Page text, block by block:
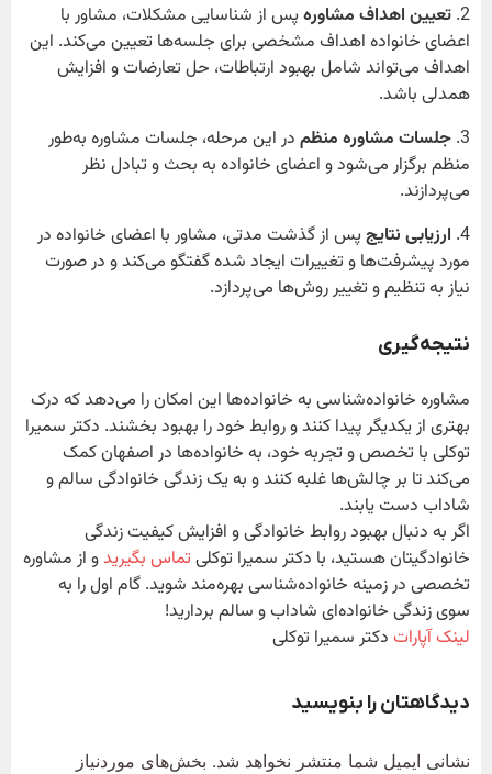
2. تعیین اهداف مشاورهپس از شناسایی مشکلات، مشاور با
اعضای خانواده اهداف مشخصی برای جلسه‌ها تعیین می‌کند. این
اهداف می‌تواند شامل بهبود ارتباطات، حل تعارضات و افزایش
همدلی باشد.
3. جلسات مشاوره منظم در این مرحله، جلسات مشاوره به‌طور
منظم برگزار می‌شود و اعضای خانواده به بحث و تبادل نظر
می‌پردازند.
4. ارزیابی نتایجپس از گذشت مدتی، مشاور با اعضای خانواده در
مورد پیشرفت‌ها و تغییرات ایجاد شده گفتگو می‌کند و در صورت
نیاز به تنظیم و تغییر روش‌ها می‌پردازد.
نتیجه‌گیری
مشاوره خانواده‌شناسی به خانواده‌ها این امکان را می‌دهد که درک
بهتری از یکدیگر پیدا کنند و روابط خود را بهبود بخشند. دکتر سمیرا
توکلی با تخصص و تجربه خود، به خانواده‌ها در اصفهان کمک
می‌کند تا بر چالش‌ها غلبه کنند و به یک زندگی خانوادگی سالم و
شاداب دست یابند.
اگر به دنبال بهبود روابط خانوادگی و افزایش کیفیت زندگی
خانوادگیتان هستید، با دکتر سمیرا توکلی تماس بگیریدو از مشاوره
تخصصی در زمینه خانواده‌شناسی بهره‌مند شوید. گام اول را به
سوی زندگی خانواده‌ای شاداب و سالم بردارید!
لینک آپارات دکتر سمیرا توکلی
دیدگاهتان را بنویسید
نشانی ایمیل شما منتشر نخواهد شد. بخش‌های موردنیاز